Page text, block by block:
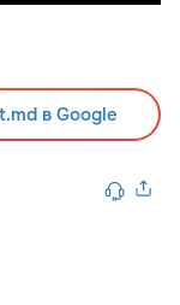
в Google